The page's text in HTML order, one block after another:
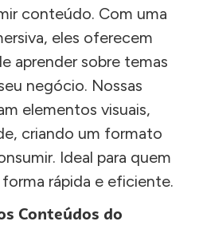
conteúdo. Com uma
eles oferecem
aprender sobre temas
negócio. Nossas
elementos visuais,
criando um formato
Ideal para quem
rápida e eficiente.
Conteúdos do